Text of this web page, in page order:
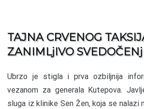
TAJNA CRVENOG
ZANIMLjIVO
Ubrzo je stigla i prva ozbiljnija
vezanom za generala Kutepova.
sluga iz klinike Sen Žen, koja se nalazi